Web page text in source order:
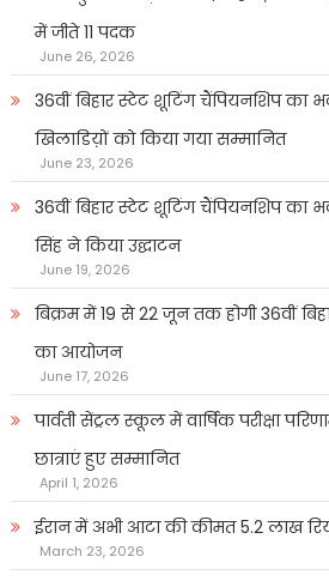
में जीते 11 पदक
June 26, 2026
36वीं बिहार स्टेट शूटिंग चैंपियनशिप का
खिलाडिय़ों को किया गया सम्मानित
June 23, 2026
36वीं बिहार स्टेट शूटिंग चैंपियनशिप का
सिंह ने किया उद्घाटन
June 19, 2026
बिक्रम में 19 से 22 जून तक होगी 36वीं
का आयोजन
June 17, 2026
पार्वती सेंट्रल स्कूल में वार्षिक परीक्षा
छात्राएं हुए सम्मानित
April 1, 2026
ईरान में अभी आटा की कीमत 5.2 लाख
March 23, 2026